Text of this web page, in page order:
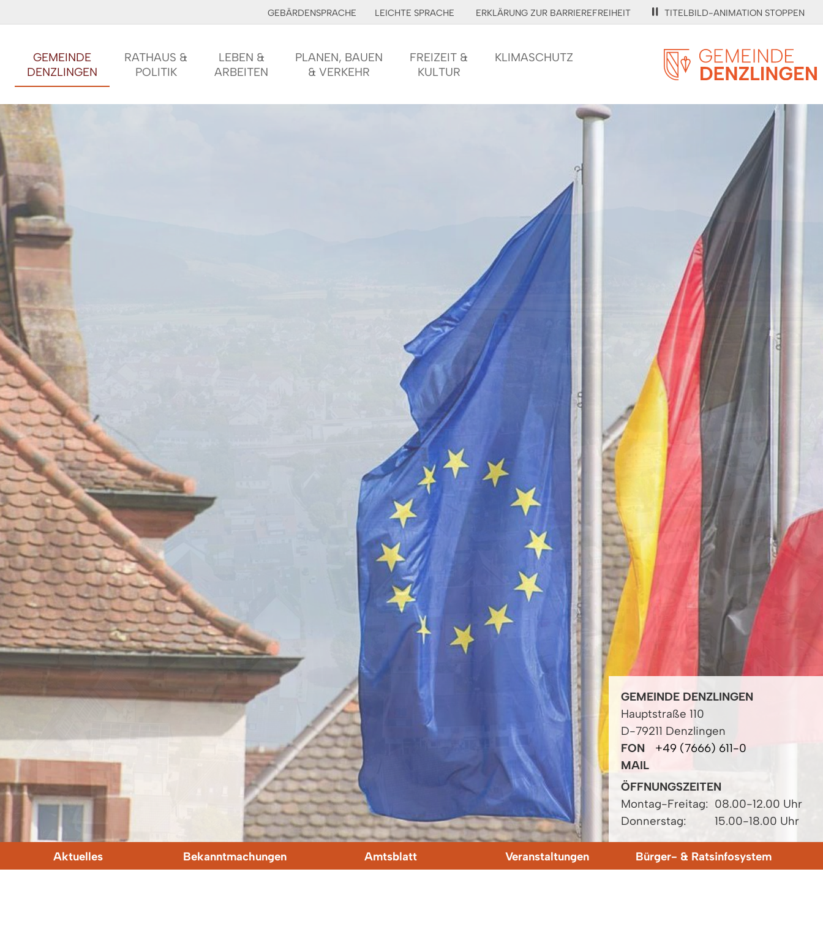
GEBÄRDENSPRACHE LEICHTE SPRACHE ERKLÄRUNG ZUR BARRIEREFREIHEIT TITELBILD-ANIMATION STOPPEN
GEMEINDE
DENZLINGEN
RATHAUS &
POLITIK
LEBEN &
ARBEITEN
PLANEN, BAUEN
& VERKEHR
FREIZEIT &
KULTUR
KLIMASCHUTZ
GEMEINDE DENZLINGEN
Hauptstraße 110
D-79211 Denzlingen
FON
+49 (7666) 611-0
MAIL
ÖFFNUNGSZEITEN
Montag-Freitag: 08.00-12.00 Uhr
Donnerstag:
15.00-18.00 Uhr
Aktuelles Bekanntmachungen Amtsblatt Veranstaltungen Bürger- & Ratsinfosystem